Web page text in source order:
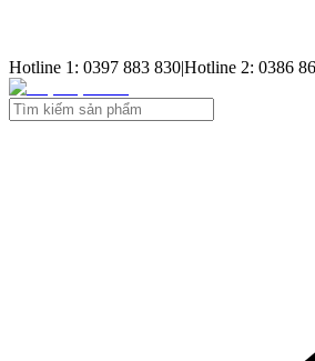
Hotline 1: 0397 883 830|Hotline 2: 0386